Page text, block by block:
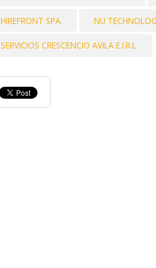
HIREFRONT SPA. NU
SERVICIOS CRESCENCIO AVILA E.I.R.L.